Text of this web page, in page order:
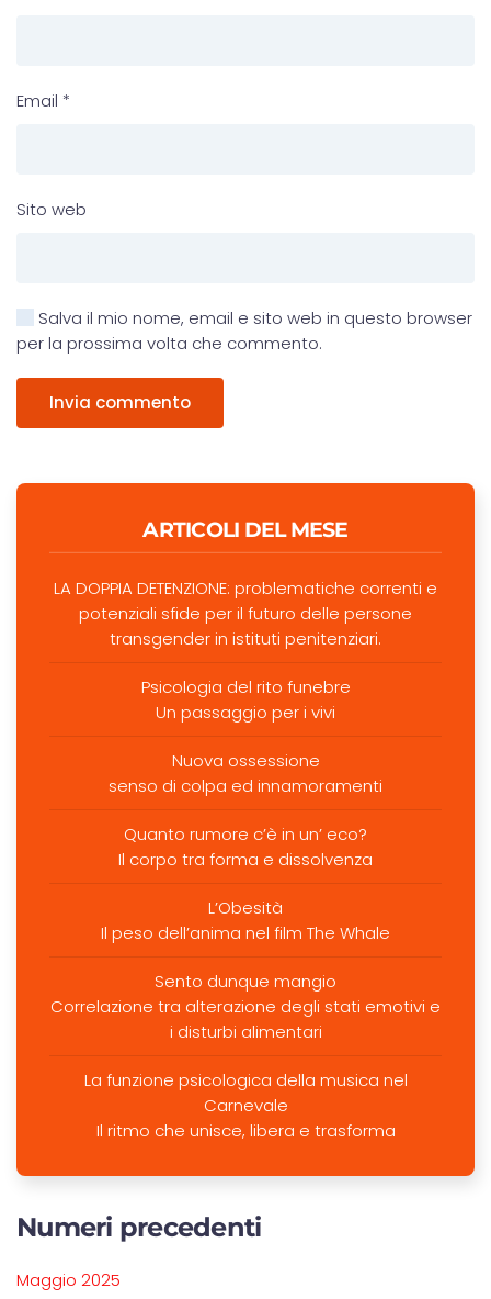
Email *
Sito web
Salva il mio nome, email e sito web in questo browser
per la prossima volta che commento.
Invia commento
ARTICOLI DEL MESE
LA DOPPIA DETENZIONE: problematiche correnti e
potenziali sfide per il futuro delle persone
transgender in istituti penitenziari.
Psicologia del rito funebre
Un passaggio per i vivi
Nuova ossessione
senso di colpa ed innamoramenti
Quanto rumore c’è in un’ eco?
Il corpo tra forma e dissolvenza
L’Obesità
Il peso dell’anima nel film The Whale
Sento dunque mangio
Correlazione tra alterazione degli stati emotivi e
i disturbi alimentari
La funzione psicologica della musica nel
Carnevale
Il ritmo che unisce, libera e trasforma
Numeri precedenti
Maggio 2025